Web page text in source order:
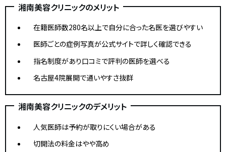
湘南美容クリニックのメリット
在籍医師数280名以上で自分に合った名医を選びやすい
医師ごとの症例写真が公式サイトで詳しく確認できる
指名制度があり口コミで評判の医師を選べる
名古屋4院展開で通いやすさ抜群
湘南美容クリニックのデメリット
人気医師は予約が取りにくい場合がある
切開法の料金はやや高め